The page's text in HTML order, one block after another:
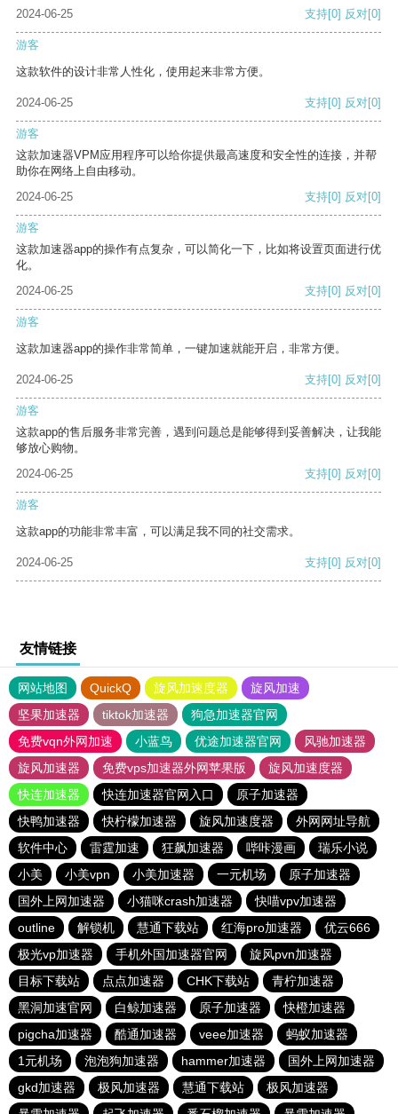
2024-06-25 支持[0] 反对[0]
游客
这款软件的设计非常人性化，使用起来非常方便。
2024-06-25 支持[0] 反对[0]
游客
这款加速器VPM应用程序可以给你提供最高速度和安全性的连接，并帮
助你在网络上自由移动。
2024-06-25
支持[0] 反对[0]
游客
这款加速器app的操作有点复杂，可以简化一下，比如将设置页面进行优
化。
2024-06-25
支持[0] 反对[0]
游客
这款加速器app的操作非常简单，一键加速就能开启，非常方便。
2024-06-25 支持[0] 反对[0]
游客
这款app的售后服务非常完善，遇到问题总是能够得到妥善解决，让我能
够放心购物。
2024-06-25
支持[0] 反对[0]
游客
这款app的功能非常丰富，可以满足我不同的社交需求。
2024-06-25 支持[0] 反对[0]
友情链接
网站地图 QuickQ 旋风加速度器
旋风加速
坚果加速器
tiktok加速器
狗急加速器官网
免费vqn外网加速
小蓝鸟 优途加速器官网
风驰加速器
旋风加速器
免费vps加速器外网苹果版
旋风加速度器
快连加速器
快连加速器官网入口
原子加速器
快鸭加速器
快柠檬加速器 旋风加速度器
外网网址导航
软件中心
雷霆加速 狂飙加速器 哔咔漫画
瑞乐小说
小美
小美vpn 小美加速器 一元机场
原子加速器
国外上网加速器
小猫咪crash加速器
快喵vpv加速器
outline
解锁机 慧通下载站 红海pro加速器
优云666
极光vp加速器
手机外国加速器官网
旋风pvn加速器
目标下载站
点点加速器 CHK下载站
青柠加速器
黑洞加速官网
白鲸加速器 原子加速器
快橙加速器
pigcha加速器
酷通加速器 veee加速器
蚂蚁加速器
1元机场
泡泡狗加速器 hammer加速器
国外上网加速器
gkd加速器
极风加速器 慧通下载站
极风加速器